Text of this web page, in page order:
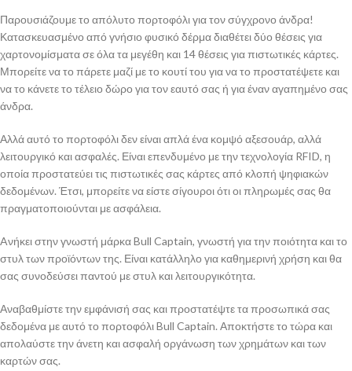
Παρουσιάζουμε το απόλυτο πορτοφόλι για τον σύγχρονο άνδρα!
Κατασκευασμένο από γνήσιο φυσικό δέρμα διαθέτει δύο θέσεις για
χαρτονομίσματα σε όλα τα μεγέθη και 14 θέσεις για πιστωτικές κάρτες.
Μπορείτε να το πάρετε μαζί με το κουτί του για να το προστατέψετε και
να το κάνετε το τέλειο δώρο για τον εαυτό σας ή για έναν αγαπημένο σας
άνδρα.
Αλλά αυτό το πορτοφόλι δεν είναι απλά ένα κομψό αξεσουάρ, αλλά
λειτουργικό και ασφαλές. Είναι επενδυμένο με την τεχνολογία RFID, η
οποία προστατεύει τις πιστωτικές σας κάρτες από κλοπή ψηφιακών
δεδομένων. Έτσι, μπορείτε να είστε σίγουροι ότι οι πληρωμές σας θα
πραγματοποιούνται με ασφάλεια.
Aνήκει στην γνωστή μάρκα Bull Captain, γνωστή για την ποιότητα και το
στυλ των προϊόντων της. Είναι κατάλληλο για καθημερινή χρήση και θα
σας συνοδεύσει παντού με στυλ και λειτουργικότητα.
Αναβαθμίστε την εμφάνισή σας και προστατέψτε τα προσωπικά σας
δεδομένα με αυτό το πορτοφόλι Bull Captain. Αποκτήστε το τώρα και
απολαύστε την άνετη και ασφαλή οργάνωση των χρημάτων και των
καρτών σας.